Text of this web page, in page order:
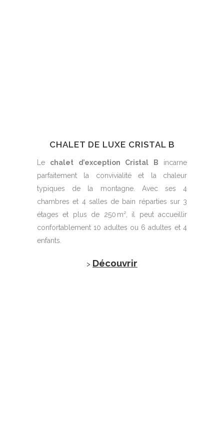
CHALET DE LUXE CRISTAL B
Le chalet d’exception Cristal B incarne
parfaitement la convivialité et la chaleur
typiques de la montagne. Avec ses 4
chambres et 4 salles de bain réparties sur 3
étages et plus de 250 m², il peut accueillir
confortablement 10 adultes ou 6 adultes et 4
enfants.
> Découvrir